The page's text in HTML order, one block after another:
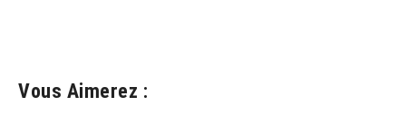
Vous Aimerez :